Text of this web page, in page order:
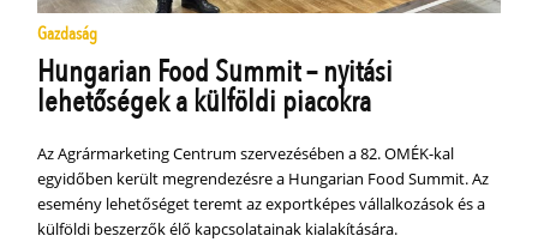
Gazdaság
Hungarian Food Summit – nyitási
lehetőségek a külföldi piacokra
Az Agrármarketing Centrum szervezésében a 82. OMÉK-kal
egyidőben került megrendezésre a Hungarian Food Summit. Az
esemény lehetőséget teremt az exportképes vállalkozások és a
külföldi beszerzők élő kapcsolatainak kialakítására.